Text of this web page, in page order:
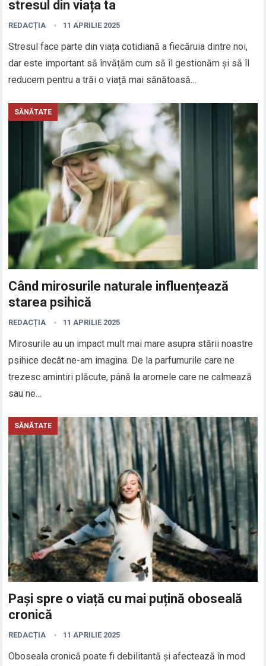
stresul din viața ta
REDACȚIA 11 APRILIE 2025
Stresul face parte din viața cotidiană a fiecăruia dintre noi,
dar este important să învățăm cum să îl gestionăm și să îl
reducem pentru a trăi o viață mai sănătoasă…
SĂNĂTATE
Când mirosurile naturale influențează
starea psihică
REDACȚIA 11 APRILIE 2025
Mirosurile au un impact mult mai mare asupra stării noastre
psihice decât ne-am imagina. De la parfumurile care ne
trezesc amintiri plăcute, până la aromele care ne calmează
sau ne…
SĂNĂTATE
Pași spre o viață cu mai puțină oboseală
cronică
REDACȚIA 11 APRILIE 2025
Oboseala cronică poate fi debilitantă și afectează în mod